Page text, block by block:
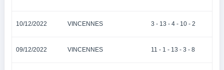
10/12/2022 VINCENNES 3 - 13 - 4 - 10 - 2
09/12/2022 VINCENNES 11 - 1 - 13 - 3 - 8